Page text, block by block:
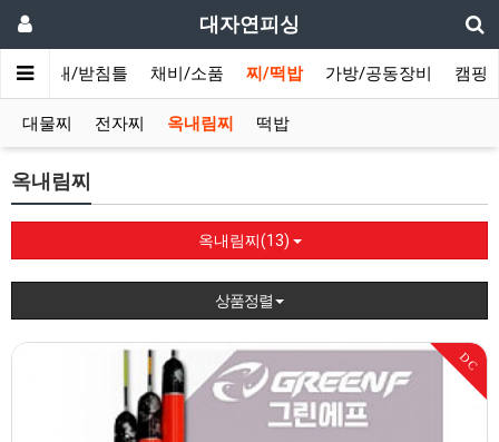
대자연피싱
자/좌대/받침틀 채비/소품 찌/떡밥 가방/공동장비 캠핑
대물찌 전자찌 옥내림찌 떡밥
옥내림찌
옥내림찌(13)
상품정렬
DC